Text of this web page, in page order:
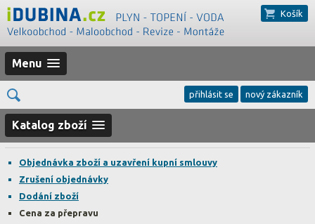
Košík
Menu
přihlásit se nový zákazník
Katalog zboží
Objednávka zboží a uzavření kupní smlouvy
Zrušení objednávky
Dodání zboží
Cena za přepravu